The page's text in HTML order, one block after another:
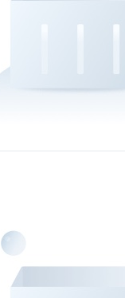
，等离子改性机